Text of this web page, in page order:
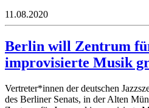
11.08.2020
Berlin will Zentrum
improvisierte Musik
Vertreter*innen der deutschen
des Berliner Senats, in der Alten